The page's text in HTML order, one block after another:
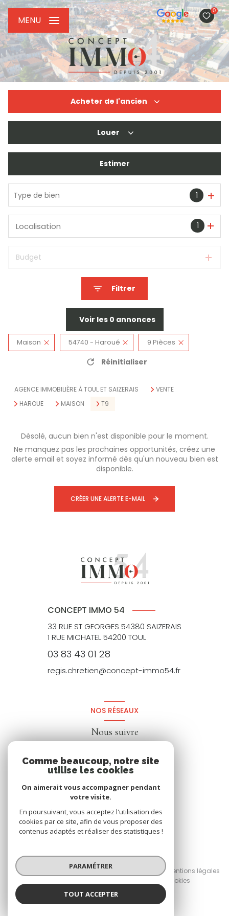
0
MENU
Acheter de l'ancien
De l'immo pro
Louer
De l'immo pro
Estimer
Type de bien 1
1
Localisation
Budget
Filtrer
Voir les 0 annonces
Maison 54740 - Haroué 9 Pièces
Réinitialiser
AGENCE IMMOBILIÈRE À TOUL ET SAIZERAIS
VENTE
HAROUE
MAISON T9
Désolé, aucun bien n'est disponible pour le moment.
Ne manquez pas les prochaines opportunités, créez une
alerte email et soyez informé dès qu'un nouveau bien est
disponible.
CRÉER UNE ALERTE E-MAIL
CONCEPT IMMO 54
33 RUE ST GEORGES 54380 SAIZERAIS
1 RUE MICHATEL 54200 TOUL
03 83 43 01 28
regis.chretien@concept-immo54.fr
NOS RÉSEAUX
Nous suivre
© 2026 | Tous droits réservés
Nos honoraires
Nos partenaires
Mentions légales
Cookies
Comme beaucoup, notre site
utilise les cookies
On aimerait vous accompagner pendant
votre visite.
En poursuivant, vous acceptez l'utilisation des
cookies par ce site, afin de vous proposer des
contenus adaptés et réaliser des statistiques !
PARAMÉTRER
TOUT ACCEPTER